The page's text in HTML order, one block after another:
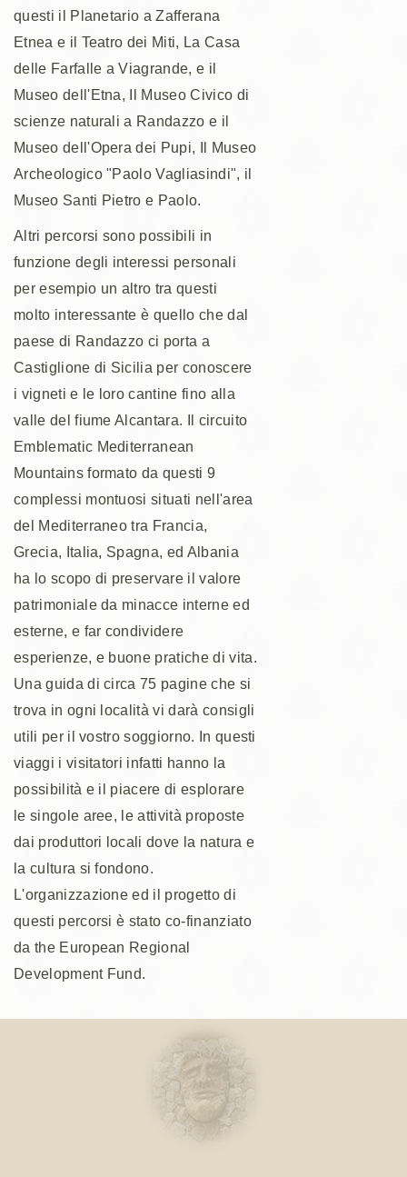
questi il Planetario a Zafferana
Etnea e il Teatro dei Miti, La Casa
delle Farfalle a Viagrande, e il
Museo dell'Etna, Il Museo Civico di
scienze naturali a Randazzo e il
Museo dell'Opera dei Pupi, Il Museo
Archeologico "Paolo Vagliasindi", il
Museo Santi Pietro e Paolo.
Altri percorsi sono possibili in
funzione degli interessi personali
per esempio un altro tra questi
molto interessante è quello che dal
paese di Randazzo ci porta a
Castiglione di Sicilia per conoscere
i vigneti e le loro cantine fino alla
valle del fiume Alcantara. Il circuito
Emblematic Mediterranean
Mountains formato da questi 9
complessi montuosi situati nell'area
del Mediterraneo tra Francia,
Grecia, Italia, Spagna, ed Albania
ha lo scopo di preservare il valore
patrimoniale da minacce interne ed
esterne, e far condividere
esperienze, e buone pratiche di vita.
Una guida di circa 75 pagine che si
trova in ogni località vi darà consigli
utili per il vostro soggiorno. In questi
viaggi i visitatori infatti hanno la
possibilità e il piacere di esplorare
le singole aree, le attività proposte
dai produttori locali dove la natura e
la cultura si fondono.
L'organizzazione ed il progetto di
questi percorsi è stato co-finanziato
da the European Regional
Development Fund.